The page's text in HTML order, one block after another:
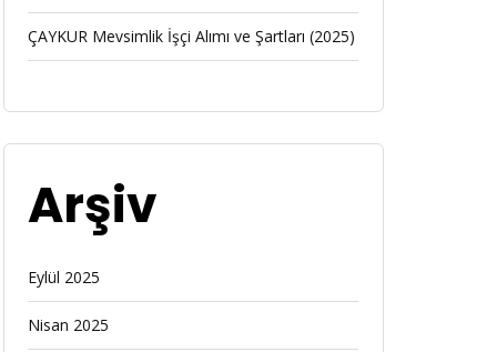
ÇAYKUR Mevsimlik İşçi Alımı ve Şartları (2025)
Arşiv
Eylül 2025
Nisan 2025